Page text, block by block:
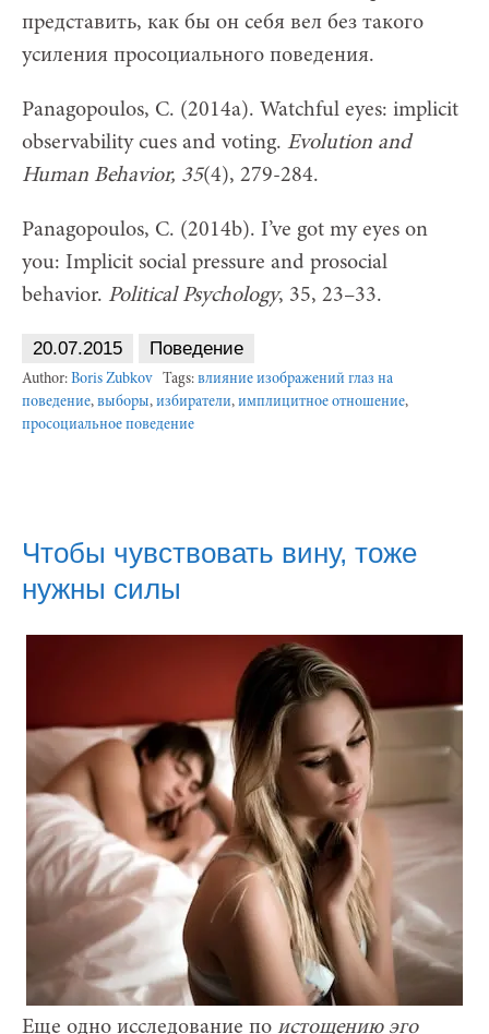
представить, как бы он себя вел без такого
усиления просоциального поведения.
Panagopoulos, C. (2014a). Watchful eyes: implicit
observability cues and voting. Evolution and
Human Behavior, 35(4), 279-284.
Panagopoulos, C. (2014b). I’ve got my eyes on
you: Implicit social pressure and prosocial
behavior. Political Psychology, 35, 23–33.
20.07.2015 Поведение
Author: Boris Zubkov Tags: влияние изображений глаз на
поведение, выборы, избиратели, имплицитное отношение,
просоциальное поведение
Чтобы чувствовать вину, тоже
нужны силы
Еще одно исследование по истощению эго